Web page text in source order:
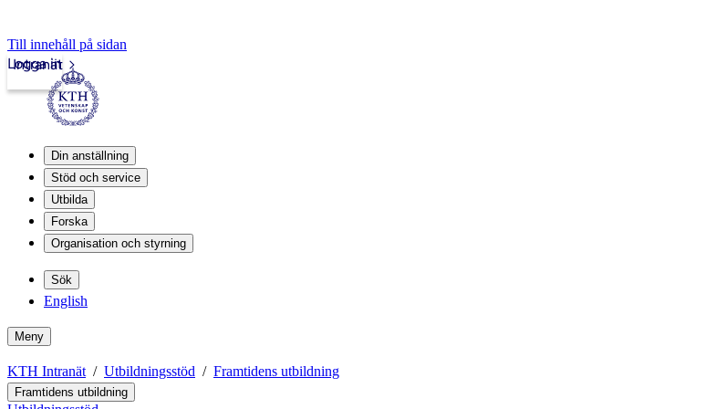
Till innehåll på sidan
Intranät
Logga in
Din anställning
Stöd och service
Utbilda
Forska
Organisation och styrning
Sök
English
Meny
KTH Intranät Utbildningsstöd Framtidens utbildning
Framtidens utbildning